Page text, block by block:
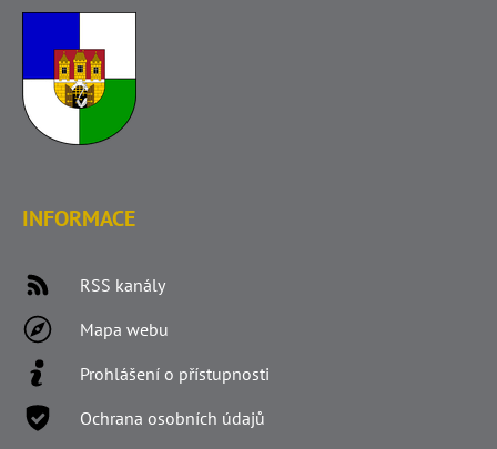
INFORMACE
RSS kanály
Mapa webu
Prohlášení o přístupnosti
Ochrana osobních údajů